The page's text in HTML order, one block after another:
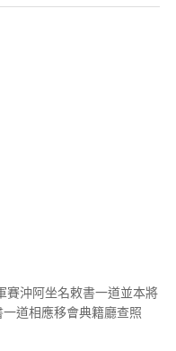
賽沖阿坐名敕書一道並本將
道相應移會典籍廳查照